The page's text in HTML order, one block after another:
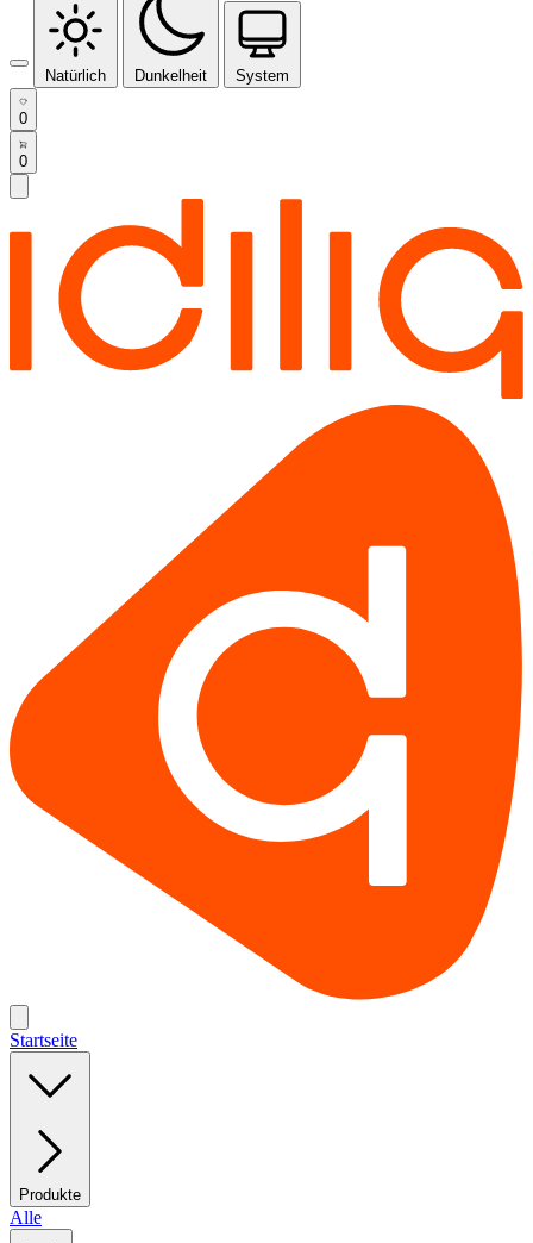
Natürlich Dunkelheit System
0
0
Startseite
Produkte
Alle